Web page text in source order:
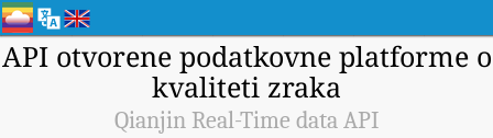
API otvorene podatkovne platforme o
kvaliteti zraka
Qianjin Real-Time data API